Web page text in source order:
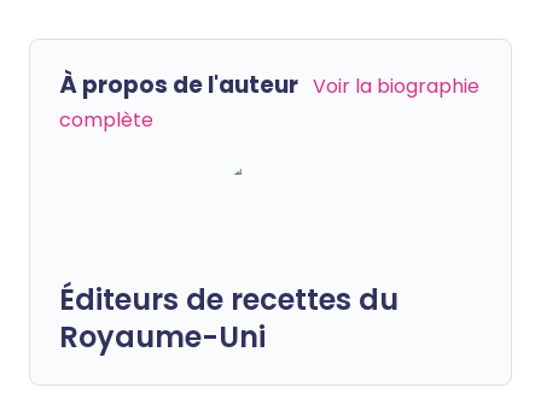
À propos de l'auteur Voir la biographie
complète
Éditeurs de recettes du
Royaume-Uni